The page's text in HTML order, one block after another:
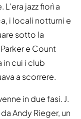
jazz fiorì a
i locali notturni e
sotto la
e Count
in cui i club
a scorrere.
in due fasi. J.
Andy Rieger, un